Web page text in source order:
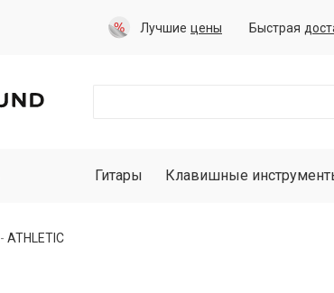
Лучшие цены Быстрая
Гитары Клавишные
ATHLETIC